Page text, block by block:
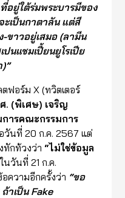
อยู่ใต้ร่มพระบารมีของ
เป็นกาตาลัน แต่สี
-ขาวอยู่เสมอ (ลามีน
นแชมเปี้ยนยูโรเปีย
)”
ฟอร์ม X (ทวิตเตอร์
ศ. (พิเศษ) เจริญ
ารคณะกรรมการ
วันที่ 20 ก.ค. 2567 แต่
ทักท้วงว่า “ไม่ใช่ข้อมูล
นวันที่ 21 ก.ค.
ความอีกครั้งว่า “ขอ
าเป็นFake